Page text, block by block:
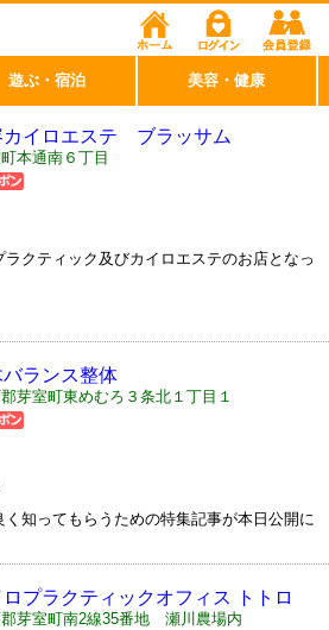
カイロエステ ブラッサム
本通南６丁目
クティック及びカイロエステのお店となっ
ランス整体
芽室町東めむろ３条北１丁目１
知ってもらうための特集記事が本日公開に
ロプラクティックオフィス トトロ
芽室町南2線35番地 瀬川農場内
遊ぶ・宿泊 美容・健康